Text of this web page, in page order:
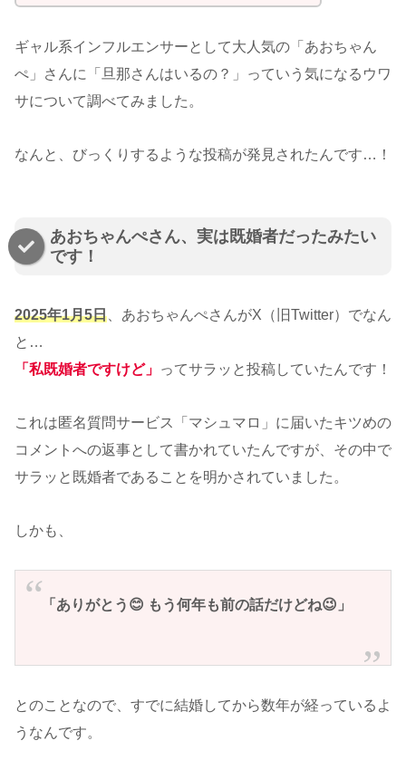
ギャル系インフルエンサーとして大人気の「あおちゃん
ぺ」さんに「旦那さんはいるの？」っていう気になるウワ
サについて調べてみました。
なんと、びっくりするような投稿が発見されたんです…！
あおちゃんぺさん、実は既婚者だったみたい
です！
2025年1月5日 、あおちゃんぺさんがX（旧Twitter）でなん
と…
「私既婚者ですけど」 ってサラッと投稿していたんです！
これは匿名質問サービス「マシュマロ」に届いたキツめの
コメントへの返事として書かれていたんですが、その中で
サラッと既婚者であることを明かされていました。
しかも、
「ありがとう😊 もう何年も前の話だけどね😉」
とのことなので、すでに結婚してから数年が経っているよ
うなんです。